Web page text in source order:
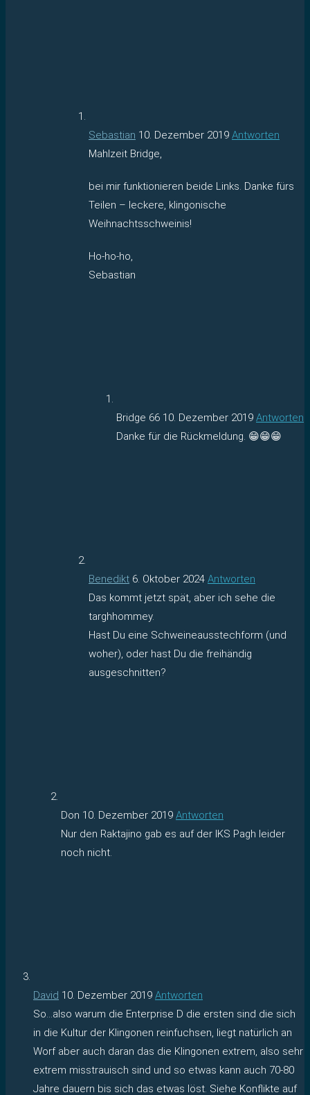
Sebastian 10. Dezember 2019 Antworten
Mahlzeit Bridge,
bei mir funktionieren beide Links. Danke fürs
Teilen – leckere, klingonische
Weihnachtsschweinis!
Ho-ho-ho,
Sebastian
Bridge 66 10. Dezember 2019 Antworten
Danke für die Rückmeldung. 😁😁😁
Benedikt 6. Oktober 2024 Antworten
Das kommt jetzt spät, aber ich sehe die
targhhommey.
Hast Du eine Schweineausstechform (und
woher), oder hast Du die freihändig
ausgeschnitten?
Don 10. Dezember 2019 Antworten
Nur den Raktajino gab es auf der IKS Pagh leider
noch nicht.
David 10. Dezember 2019 Antworten
So…also warum die Enterprise D die ersten sind die sich
in die Kultur der Klingonen reinfuchsen, liegt natürlich an
Worf aber auch daran das die Klingonen extrem, also sehr
extrem misstrauisch sind und so etwas kann auch 70-80
Jahre dauern bis sich das etwas löst. Siehe Konflikte auf